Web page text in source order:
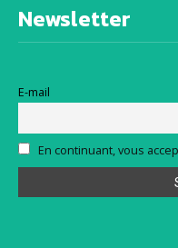
Newsletter
E-mail
En continuant, vous